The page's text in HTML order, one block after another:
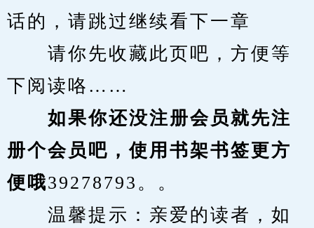
话的，请跳过继续看下一章
请你先收藏此页吧，方便等
下阅读咯……
如果你还没注册会员就先注
册个会员吧，使用书架书签更方
便哦39278793。。
温馨提示：亲爱的读者，如